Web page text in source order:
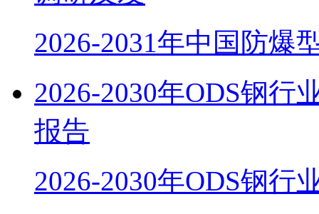
2026-2031年中国防爆
2026-2030年ODS钢行
报告
2026-2030年ODS钢行